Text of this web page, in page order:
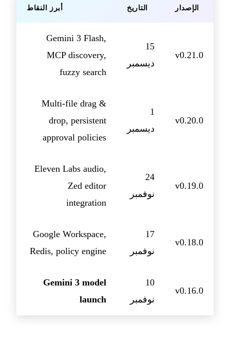
الإصدار التاريخ أبرز النقاط
v0.21.0
15
ديسمبر
Gemini 3 Flash,
MCP discovery,
fuzzy search
v0.20.0
1
ديسمبر
Multi-file drag &
drop, persistent
approval policies
v0.19.0
24
نوفمبر
Eleven Labs audio,
Zed editor
integration
v0.18.0
17
نوفمبر
Google Workspace,
Redis, policy engine
v0.16.0
10
نوفمبر
Gemini 3 model
launch